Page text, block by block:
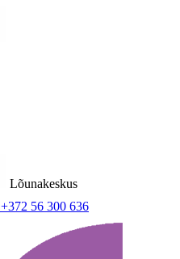
Lõunakeskus
+372 56 300 636